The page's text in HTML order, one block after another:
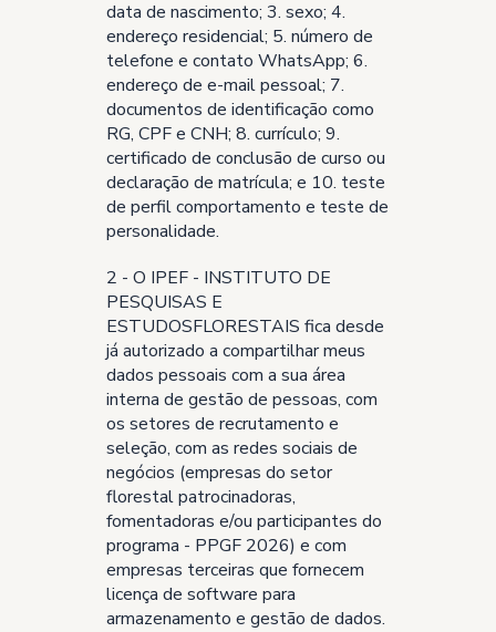
data de nascimento; 3. sexo; 4.
endereço residencial; 5. número de
telefone e contato WhatsApp; 6.
endereço de e-mail pessoal; 7.
documentos de identificação como
RG, CPF e CNH; 8. currículo; 9.
certificado de conclusão de curso ou
declaração de matrícula; e 10. teste
de perfil comportamento e teste de
personalidade.
2 - O IPEF - INSTITUTO DE
PESQUISAS E
ESTUDOSFLORESTAIS fica desde
já autorizado a compartilhar meus
dados pessoais com a sua área
interna de gestão de pessoas, com
os setores de recrutamento e
seleção, com as redes sociais de
negócios (empresas do setor
florestal patrocinadoras,
fomentadoras e/ou participantes do
programa - PPGF 2026) e com
empresas terceiras que fornecem
licença de software para
armazenamento e gestão de dados.